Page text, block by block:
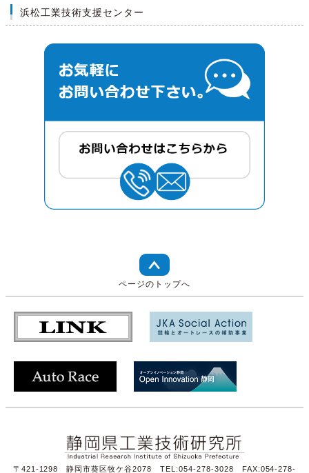
浜松工業技術支援センター
ページのトップへ
〒421-1298 静岡市葵区牧ケ谷2078 TEL:054-278-3028 FAX:054-278-